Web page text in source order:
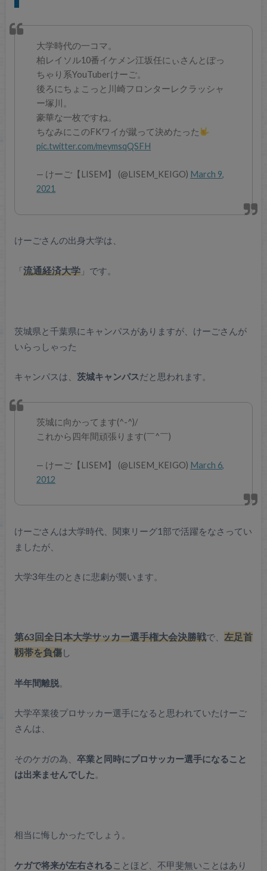
大学時代の一コマ。
柏レイソル10番イケメン江坂任にぃさんとぽっ
ちゃり系YouTuberけーご。
後ろにちょこっと川崎フロンターレクラッシャ
ー塚川。
豪華な一枚ですね。
ちなみにこのFKワイが蹴って決めたった
pic.twitter.com/meymsqQSFH
— けーご【LISEM】 (@LISEM_KEIGO) March 9,
2021
けーごさんの出身大学は、
「流通経済大学」です。
茨城県と千葉県にキャンパスがありますが、けーごさんが
いらっしゃった
キャンパスは、 茨城キャンパスだと思われます。
茨城に向かってます(^-^)/
これから四年間頑張ります(￣^￣)ゞ
— けーご【LISEM】 (@LISEM_KEIGO) March 6,
2012
けーごさんは大学時代、関東リーグ1部で活躍をなさってい
ましたが、
大学3年生のときに悲劇が襲います。
第63回全日本大学サッカー選手権大会決勝戦で、 左足首
靱帯を負傷し
半年間離脱。
大学卒業後プロサッカー選手になると思われていたけーご
さんは、
そのケガの為、 卒業と同時にプロサッカー選手になること
は出来ませんでした。
相当に悔しかったでしょう。
ケガで将来が左右されることほど、不甲斐無いことはあり